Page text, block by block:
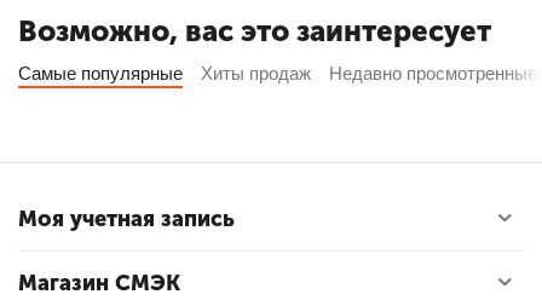
Возможно, вас это заинтересует
Самые популярные Хиты продаж Недавно просмотренные
Моя учетная запись
Магазин СМЭК